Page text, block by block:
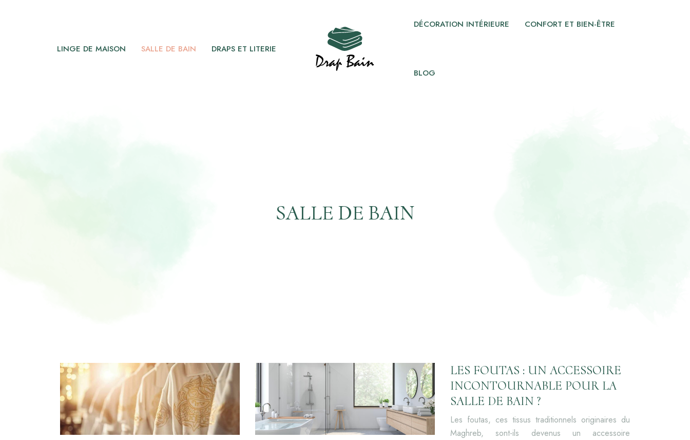
DRAPS ET LITERIE
SALLE DE BAIN
LINGE DE MAISON
DÉCORATION INTÉRIEURE CONFORT ET BIEN-ÊTRE
BLOG
SALLE DE BAIN
LES FOUTAS : UN ACCESSOIRE
INCONTOURNABLE POUR LA
SALLE DE BAIN ?
Les foutas, ces tissus traditionnels originaires du
Maghreb, sont-ils devenus un accessoire